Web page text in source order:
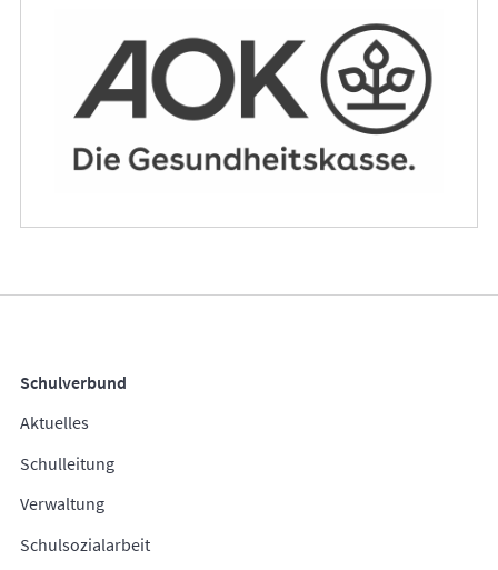
Schulverbund
Aktuelles
Schulleitung
Verwaltung
Schulsozialarbeit